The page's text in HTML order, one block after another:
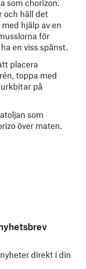
som chorizon.
och häll det
hjälp av en
för
en viss spänst.
placera
toppa med
på
som
över maten.
direkt i din